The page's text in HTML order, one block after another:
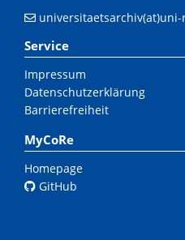
universitaetsarchiv(at)uni-
Service
Impressum
Datenschutzerklärung
Barrierefreiheit
MyCoRe
Homepage
GitHub